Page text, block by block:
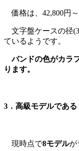
価格は、42,800円
文字盤ケースの径
ているようです。
バンドの色がカラ
ります。
3．高級モデルである
現時点で8モデルが